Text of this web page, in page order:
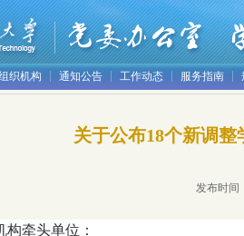
织机构 通知公告 工作动态 服务指南
关于公布18个新调
发布时
牵头单位：